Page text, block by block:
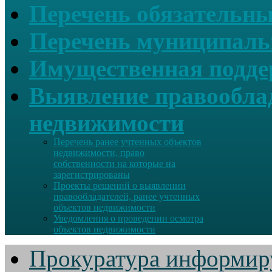
Перечень
Перечень
Имущественная
Выявление
недвижимости
Перечень ранее учтенных объектов
недвижимости, право
собственности на которые на
зарегистрированы
Проекты решений о выявлении
правообладателей, ранее учтенных
объектов недвижимости
Уведомления о проведении осмотра
объектов недвижимости
Прокуратура